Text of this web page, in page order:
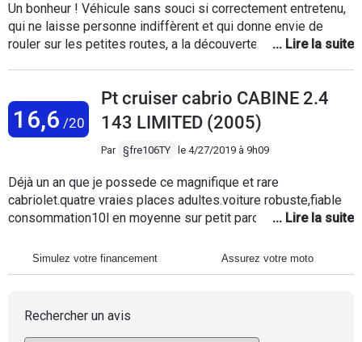
Un bonheur ! Véhicule sans souci si correctement entretenu,
qui ne laisse personne indiffèrent et qui donne envie de
rouler sur les petites routes, a la découverte des paysages.
Var pour aller au taf. Rien ne vaut un cabriolet, et encore plus
si il est siglé PT Cruiser !
16,6 /20
Pt cruiser cabrio CABINE 2.4
143 LIMITED (2005)
Par §fre106TY le 4/27/2019 à 9h09
Déjà un an que je possede ce magnifique et rare
cabriolet.quatre vraies places adultes.voiture robuste,fiable
consommation10l en moyenne sur petit parcours.confortable
électrique sans aucun problème.les tarifs sont abordables,on
peut en trouver avec de faible kilométrage.je pense que ce
2006.Vous pouvez acheter sans hésiter.
Simulez votre financement Assurez votre moto
Rechercher un avis